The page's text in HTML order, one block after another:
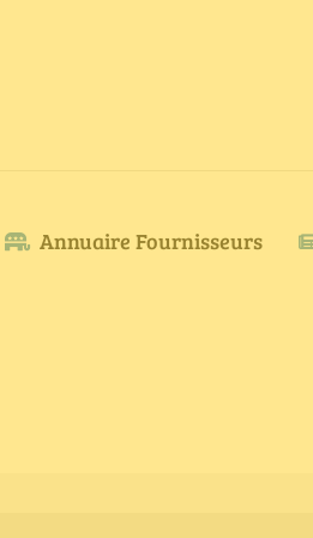
Annuaire Fournisseurs